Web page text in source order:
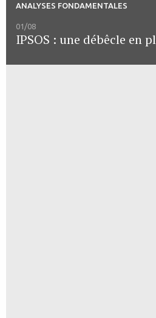
ANALYSES FONDAMENTALES
01/08
IPSOS : une débêcle en